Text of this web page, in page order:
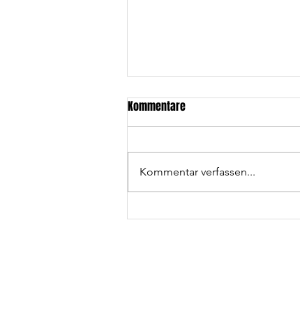
Kommentare
Kommentar verfassen...